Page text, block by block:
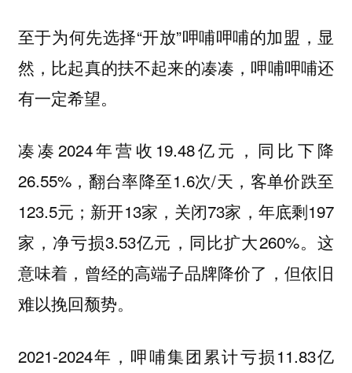
至于为何先选择“开放”呷哺呷哺的加盟，显
然，比起真的扶不起来的凑凑，呷哺呷哺还
有一定希望。
凑凑2024年营收19.48亿元，同比下降
26.55%，翻台率降至1.6次/天，客单价跌至
123.5元；新开13家，关闭73家，年底剩197
家，净亏损3.53亿元，同比扩大260%。这
意味着，曾经的高端子品牌降价了，但依旧
难以挽回颓势。
2021-2024年，呷哺集团累计亏损11.83亿